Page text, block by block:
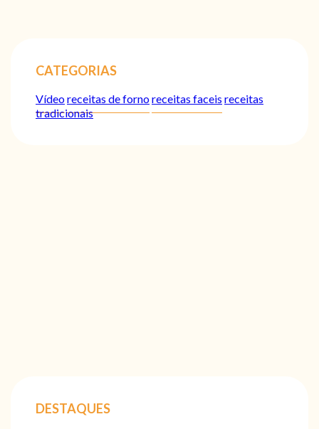
CATEGORIAS
Vídeoreceitas de fornoreceitas faceis receitas
tradicionais
DESTAQUES